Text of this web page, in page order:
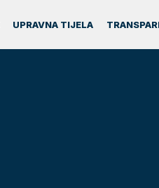
UPRAVNA TIJELA